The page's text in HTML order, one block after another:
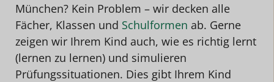
München? Kein Problem – wir decken alle
Fächer, Klassen und Schulformen ab. Gerne
zeigen wir Ihrem Kind auch, wie es richtig lernt
(lernen zu lernen) und simulieren
Prüfungssituationen. Dies gibt Ihrem Kind